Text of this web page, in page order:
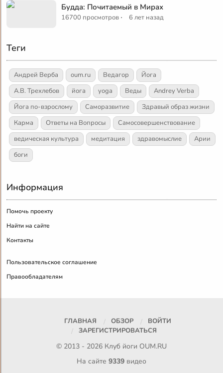
Будда: Почитаемый в Мирах
16700 просмотров · 6 лет назад
Теги
Андрей Верба oum.ru Ведагор
Йога
А.В. Трехлебов
йога yoga Веды
Andrey Verba
Йога по-взрослому
Саморазвитие
Здравый образ жизни
Карма
Ответы на Вопросы
Самосовершенствование
ведическая культура
медитация здравомыслие
Арии
боги
Информация
Помочь проекту
Найти на сайте
Контакты
Пользовательское соглашение
Правообладателям
ГЛАВНАЯ ОБЗОР
ВОЙТИ
ЗАРЕГИСТРИРОВАТЬСЯ
© 2013 - 2026 Клуб йоги OUM.RU
На сайте 9339видео